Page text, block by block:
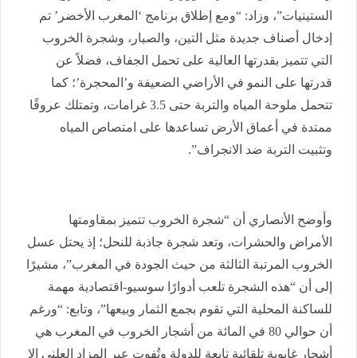
الستينيات”، وزاد: “ومع إطلاق برنامج ‘المغرب الأخضر’ تم
إدخال أصناف جديدة مثل التين، والصبار، وشجرة الخروب
التي تتميز بقدرتها العالية على تحمل الجفاف، فضلاً عن
قدرتها على النمو في الأراضي الضعيفة و’المحجرة’؛ كما
تتحمل ملوحة المياه والتربة حتى 3.5 غرامات، وتمتلك عروقًا
ممتدة في أعماق الأرض تساعدها على امتصاص المياه
وتثبيت التربة ضد الانجراف”.
وأوضح الأنصاري أن “شجرة الخروب تتميز بمقاومتها
الأمراض والحشرات، وتعد شجرة جاذبة للنحل؛ إذ يحتل عسل
الخروب المرتبة الثالثة من حيث الجودة في المغرب”، مشيرًا
إلى أن “هذه الشجرة تلعب أدوارًا سوسيو-اقتصادية مهمة
للساكنة المحلية التي تقوم بجمع الثمار وبيعها”، وتابع: “ورغم
أن حوالي 80 في المائة من أشجار الخروب في المغرب هي
أشجار غابوية تلقائية تابعة للدولة وتُفوت عبر المزاد العلني إلا